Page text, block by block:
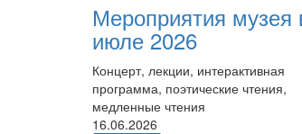
Мероприятия музея
июле 2026
Концерт, лекции, интерактивная
программа, поэтические чтения,
медленные чтения
16.06.2026